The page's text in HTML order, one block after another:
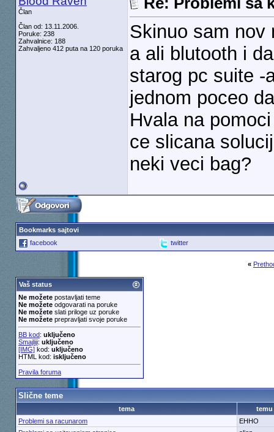
Član
Član od: 13.11.2006.
Poruke: 238
Zahvalnice: 188
Zahvaljeno 412 puta na 120 poruka
Skinuo sam nov
a ali blutooth i
starog pc suite -
jednom poceo
Hvala na
ce slicana
neki veci bag?
Bookmarks sajtovi
facebook
twitter
«
Vaš status
Ne možetepostavljati teme
Ne možeteodgovarati na poruke
Ne možeteslati priloge uz poruke
Ne možeteprepravljati svoje poruke
BB kod: uključeno
Smajliji: uključeno
[IMG]kod: uključeno
HTML kod: isključeno
Pravila foruma
Slične teme
tema
temu
Problemi sa racunarom
EHHO